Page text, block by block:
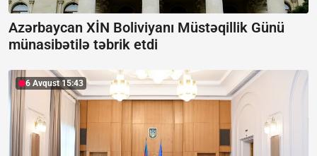
Azərbaycan XİN Boliviyanı Müstəqillik Günü
münasibətilə təbrik etdi
6 Avqust 15:43